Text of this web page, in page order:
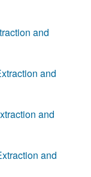
and
and
and
and